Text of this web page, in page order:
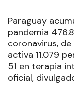
Paraguay
pandemia
coronavirus,
activa 11.079
51 en terapia
oficial,